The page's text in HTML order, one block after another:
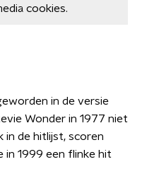
cookies.
in de versie
Wonder in 1977 niet
in de hitlijst, scoren
in 1999 een flinke hit